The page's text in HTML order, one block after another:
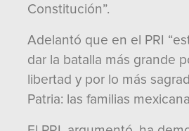
Constitución”.
Adelantó que en el PRI
dar la batalla más grande
libertad y por lo más
Patria: las familias